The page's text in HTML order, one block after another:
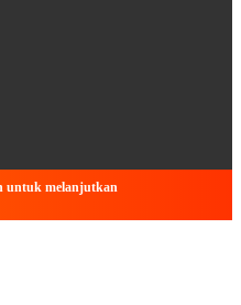
untuk melanjutkan